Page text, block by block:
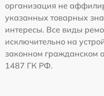
организация не
указанных товарных
интересы. Все виды
исключительно на
законном гражданском
1487 ГК РФ.